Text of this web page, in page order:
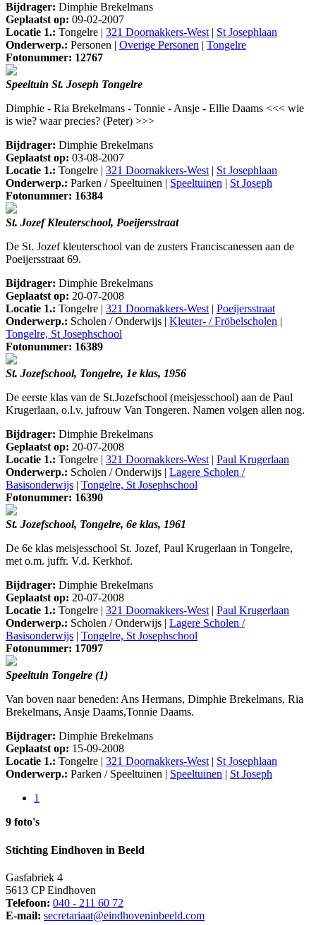
Bijdrager: Dimphie Brekelmans
Geplaatst op: 09-02-2007
Locatie 1.: Tongelre | 321 Doornakkers-West | St Josephlaan
Onderwerp.: Personen | Overige Personen | Tongelre
Fotonummer: 12767
Speeltuin St. Joseph Tongelre
Dimphie - Ria Brekelmans - Tonnie - Ansje - Ellie Daams <<< wie
is wie? waar precies? (Peter) >>>
Bijdrager: Dimphie Brekelmans
Geplaatst op: 03-08-2007
Locatie 1.: Tongelre | 321 Doornakkers-West | St Josephlaan
Onderwerp.: Parken / Speeltuinen | Speeltuinen | St Joseph
Fotonummer: 16384
St. Jozef Kleuterschool, Poeijersstraat
De St. Jozef kleuterschool van de zusters Franciscanessen aan de
Poeijersstraat 69.
Bijdrager: Dimphie Brekelmans
Geplaatst op: 20-07-2008
Locatie 1.: Tongelre | 321 Doornakkers-West | Poeijersstraat
Onderwerp.: Scholen / Onderwijs | Kleuter- / Fröbelscholen |
Tongelre, St Josephschool
Fotonummer: 16389
St. Jozefschool, Tongelre, 1e klas, 1956
De eerste klas van de St.Jozefschool (meisjesschool) aan de Paul
Krugerlaan, o.l.v. jufrouw Van Tongeren. Namen volgen allen nog.
Bijdrager: Dimphie Brekelmans
Geplaatst op: 20-07-2008
Locatie 1.: Tongelre | 321 Doornakkers-West | Paul Krugerlaan
Onderwerp.: Scholen / Onderwijs | Lagere Scholen /
Basisonderwijs | Tongelre, St Josephschool
Fotonummer: 16390
St. Jozefschool, Tongelre, 6e klas, 1961
De 6e klas meisjesschool St. Jozef, Paul Krugerlaan in Tongelre,
met o.m. juffr. V.d. Kerkhof.
Bijdrager: Dimphie Brekelmans
Geplaatst op: 20-07-2008
Locatie 1.: Tongelre | 321 Doornakkers-West | Paul Krugerlaan
Onderwerp.: Scholen / Onderwijs | Lagere Scholen /
Basisonderwijs | Tongelre, St Josephschool
Fotonummer: 17097
Speeltuin Tongelre (1)
Van boven naar beneden: Ans Hermans, Dimphie Brekelmans, Ria
Brekelmans, Ansje Daams,Tonnie Daams.
Bijdrager: Dimphie Brekelmans
Geplaatst op: 15-09-2008
Locatie 1.: Tongelre | 321 Doornakkers-West | St Josephlaan
Onderwerp.: Parken / Speeltuinen | Speeltuinen | St Joseph
1
9 foto's
Stichting Eindhoven in Beeld
Gasfabriek 4
5613 CP Eindhoven
Telefoon: 040 - 211 60 72
E-mail: secretariaat@eindhoveninbeeld.com